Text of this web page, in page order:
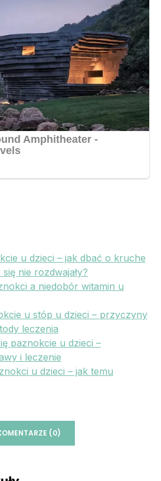
u dzieci – jak dbać o kruche
nie rozdwajały?
a niedobór witamin u
u stóp u dzieci – przyczyny
leczenia
paznokcie u dzieci –
i leczenie
u dzieci – jak temu
(0)